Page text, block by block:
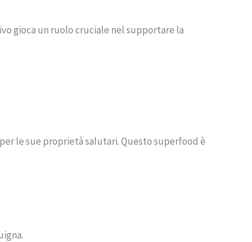
gioca un ruolo cruciale nel supportare la
le sue proprietà salutari. Questo superfood è